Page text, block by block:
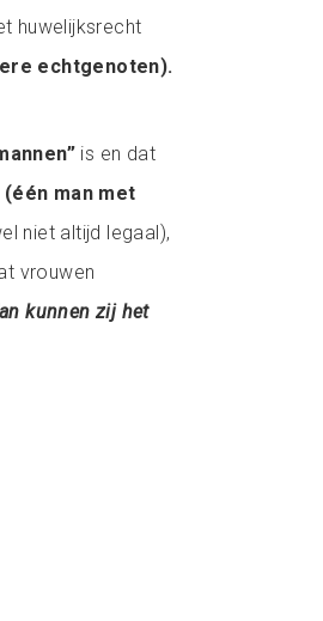
huwelijksrecht
echtgenoten).
is en dat
man met
niet altijd legaal),
vrouwen
kunnen zij het